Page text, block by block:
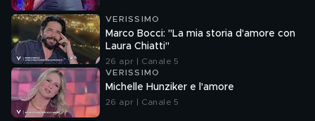
VERISSIMO
Marco Bocci: "La mia storia d'amore con
Laura Chiatti"
26 apr | Canale 5
VERISSIMO
Michelle Hunziker e l'amore
26 apr | Canale 5